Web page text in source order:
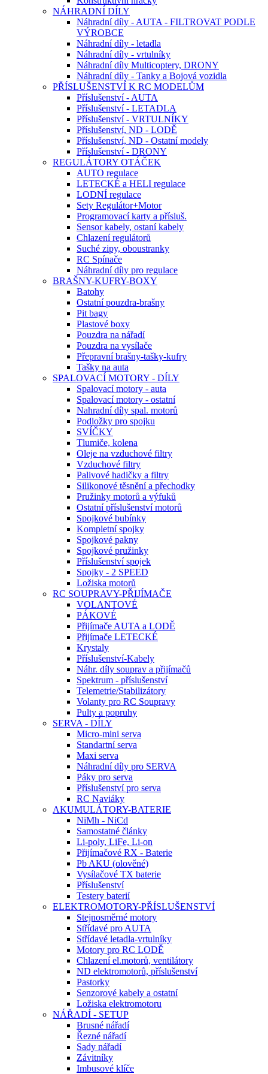
NÁHRADNÍ DÍLY
Náhradní díly - AUTA - FILTROVAT PODLE
VÝROBCE
Náhradní díly - letadla
Náhradní díly - vrtulníky
Náhradní díly Multicoptery, DRONY
Náhradní díly - Tanky a Bojová vozidla
PŘÍSLUŠENSTVÍ K RC MODELŮM
Příslušenství - AUTA
Příslušenství - LETADLA
Příslušenství - VRTULNÍKY
Příslušenství, ND - LODĚ
Příslušenství, ND - Ostatní modely
Příslušenství - DRONY
REGULÁTORY OTÁČEK
AUTO regulace
LETECKÉ a HELI regulace
LODNÍ regulace
Sety Regulátor+Motor
Programovací karty a přísluš.
Sensor kabely, ostaní kabely
Chlazení regulátorů
Suché zipy, oboustranky
RC Spínače
Náhradní díly pro regulace
BRAŠNY-KUFRY-BOXY
Batohy
Ostatní pouzdra-brašny
Pit bagy
Plastové boxy
Pouzdra na nářadí
Pouzdra na vysílače
Přepravní brašny-tašky-kufry
Tašky na auta
SPALOVACÍ MOTORY - DÍLY
Spalovací motory - auta
Spalovací motory - ostatní
Nahradní díly spal. motorů
Podložky pro spojku
SVÍČKY
Tlumiče, kolena
Oleje na vzduchové filtry
Vzduchové filtry
Palivové hadičky a filtry
Silikonové těsnění a přechodky
Pružinky motorů a výfuků
Ostatní příslušenství motorů
Spojkové bubínky
Kompletní spojky
Spojkové pakny
Spojkové pružinky
Příslušenství spojek
Spojky - 2 SPEED
Ložiska motorů
RC SOUPRAVY-PŘIJÍMAČE
VOLANTOVÉ
PÁKOVÉ
Přijímače AUTA a LODĚ
Přijímače LETECKÉ
Krystaly
Příslušenství-Kabely
Náhr. díly souprav a přijímačů
Spektrum - příslušenství
Telemetrie/Stabilizátory
Volanty pro RC Soupravy
Pulty a popruhy
SERVA - DÍLY
Micro-mini serva
Standartní serva
Maxi serva
Náhradní díly pro SERVA
Páky pro serva
Příslušenství pro serva
RC Naviáky
AKUMULÁTORY-BATERIE
NiMh - NiCd
Samostatné články
Li-poly, LiFe, Li-on
Přijímačové RX - Baterie
Pb AKU (olověné)
Vysílačové TX baterie
Příslušenství
Testery baterií
ELEKTROMOTORY-PŘÍSLUŠENSTVÍ
Stejnosměrné motory
Střídavé pro AUTA
Střídavé letadla-vrtulníky
Motory pro RC LODĚ
Chlazení el.motorů, ventilátory
ND elektromotorů, příslušenství
Pastorky
Senzorové kabely a ostatní
Ložiska elektromotoru
NÁŘADÍ - SETUP
Brusné nářadí
Řezné nářadí
Sady nářadí
Závitníky
Imbusové klíče